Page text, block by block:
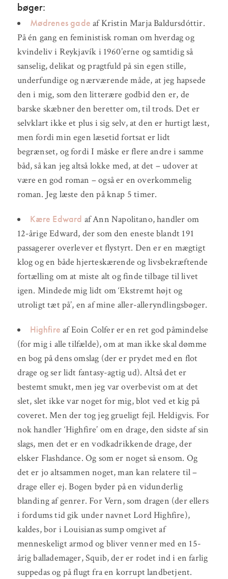
bøger:
Mødrenes gade af Kristin Marja Baldursdóttir.
På én gang en feministisk roman om hverdag og
kvindeliv i Reykjavík i 1960’erne og samtidig så
sanselig, delikat og pragtfuld på sin egen stille,
underfundige og nærværende måde, at jeg hapsede
den i mig, som den litterære godbid den er, de
barske skæbner den beretter om, til trods. Det er
selvklart ikke et plus i sig selv, at den er hurtigt læst,
men fordi min egen læsetid fortsat er lidt
begrænset, og fordi I måske er flere andre i samme
båd, så kan jeg altså lokke med, at det – udover at
være en god roman – også er en overkommelig
roman. Jeg læste den på knap 5 timer.
Kære Edward af Ann Napolitano, handler om
12-årige Edward, der som den eneste blandt 191
passagerer overlever et flystyrt. Den er en mægtigt
klog og en både hjerteskærende og livsbekræftende
fortælling om at miste alt og finde tilbage til livet
igen. Mindede mig lidt om ‘Ekstremt højt og
utroligt tæt på’, en af mine aller-alleryndlingsbøger.
Highfire af Eoin Colfer er en ret god påmindelse
(for mig i alle tilfælde), om at man ikke skal dømme
en bog på dens omslag (der er prydet med en flot
drage og ser lidt fantasy-agtig ud). Altså det er
bestemt smukt, men jeg var overbevist om at det
slet, slet ikke var noget for mig, blot ved et kig på
coveret. Men der tog jeg grueligt fejl. Heldigvis. For
nok handler ‘Highfire’ om en drage, den sidste af sin
slags, men det er en vodkadrikkende drage, der
elsker Flashdance. Og som er noget så ensom. Og
det er jo altsammen noget, man kan relatere til –
drage eller ej. Bogen byder på en vidunderlig
blanding af genrer. For Vern, som dragen (der ellers
i fordums tid gik under navnet Lord Highfire),
kaldes, bor i Louisianas sump omgivet af
menneskeligt armod og bliver venner med en 15-
årig ballademager, Squib, der er rodet ind i en farlig
suppedas og på flugt fra en korrupt landbetjent.